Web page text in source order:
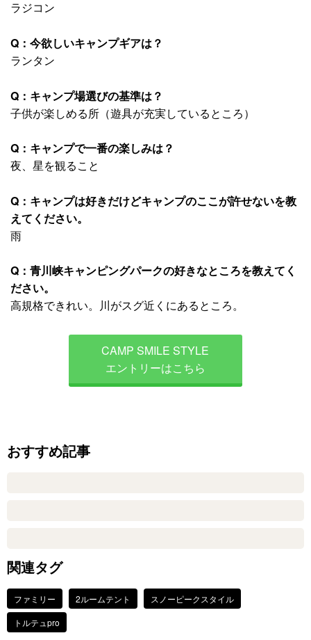
ラジコン
Q：今欲しいキャンプギアは？
ランタン
Q：キャンプ場選びの基準は？
子供が楽しめる所（遊具が充実しているところ）
Q：キャンプで一番の楽しみは？
夜、星を観ること
Q：キャンプは好きだけどキャンプのここが許せないを教
えてください。
雨
Q：青川峡キャンピングパークの好きなところを教えてく
ださい。
高規格できれい。川がスグ近くにあるところ。
CAMP SMILE STYLE
エントリーはこちら
おすすめ記事
関連タグ
ファミリー 2ルームテント
スノーピークスタイル
トルテュpro